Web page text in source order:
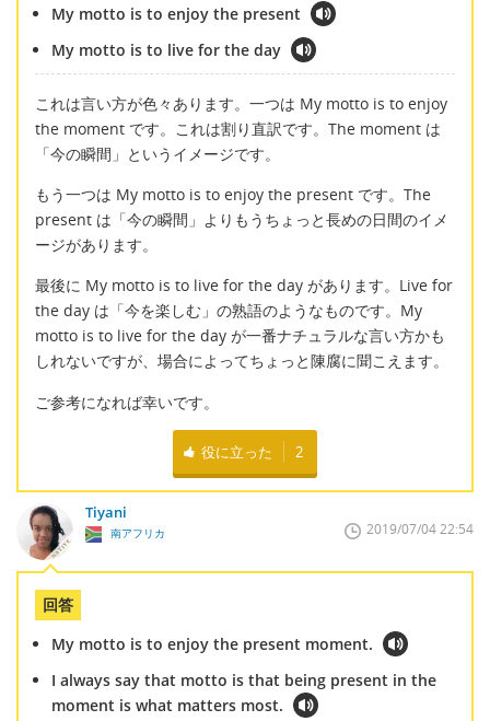
My motto is to enjoy the present
My motto is to live for the day
これは言い方が色々あります。一つは My motto is to enjoy
the moment です。これは割り直訳です。The moment は
「今の瞬間」というイメージです。
もう一つは My motto is to enjoy the present です。The
present は「今の瞬間」よりもうちょっと長めの日間のイメ
ージがあります。
最後に My motto is to live for the day があります。Live for
the day は「今を楽しむ」の熟語のようなものです。My
motto is to live for the day が一番ナチュラルな言い方かも
しれないですが、場合によってちょっと陳腐に聞こえます。
ご参考になれば幸いです。
役に立った 2
Tiyani
南アフリカ 2019/07/04 22:54
回答
My motto is to enjoy the present moment.
I always say that motto is that being present in the
moment is what matters most.